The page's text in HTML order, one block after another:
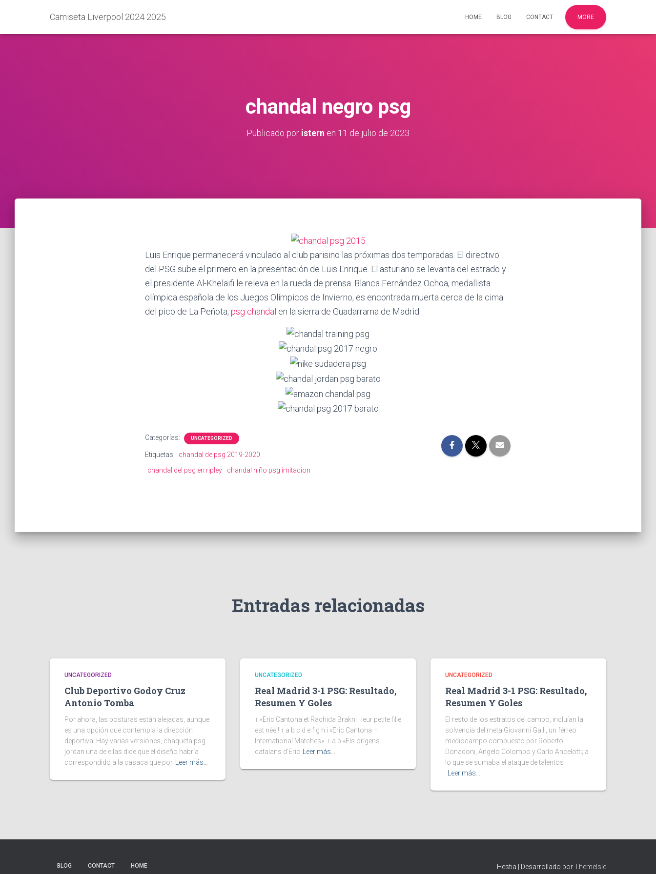
Camiseta Liverpool 2024 2025 HOME BLOG CONTACT MORE
chandal negro psg
Publicado por istern en 11 de julio de 2023
Luis Enrique permanecerá vinculado al club parisino las próximas dos temporadas. El directivo
del PSG sube el primero en la presentación de Luis Enrique. El asturiano se levanta del estrado y
el presidente Al-Khelaïfi le releva en la rueda de prensa. Blanca Fernández Ochoa, medallista
olímpica española de los Juegos Olímpicos de Invierno, es encontrada muerta cerca de la cima
del pico de La Peñota, psg chandal en la sierra de Guadarrama de Madrid.
Categorías: UNCATEGORIZED
Etiquetas:
chandal de psg 2019-2020
chandal del psg en ripley
chandal niño psg imitacion
Entradas relacionadas
UNCATEGORIZED
Club Deportivo Godoy Cruz
Antonio Tomba
Por ahora, las posturas están alejadas, aunque
es una opción que contempla la dirección
deportiva. Hay varias versiones, chaqueta psg
jordan una de ellas dice que el diseño habría
correspondido a la casaca que por Leer más…
UNCATEGORIZED
Real Madrid 3-1 PSG: Resultado,
Resumen Y Goles
↑ «Eric Cantona et Rachida Brakni : leur petite fille
est née ! ↑ a b c d e f g h i «Eric Cantona –
International Matches». ↑ a b «Els orígens
catalans d’Eric Leer más…
UNCATEGORIZED
Real Madrid 3-1 PSG: Resultado,
Resumen Y Goles
El resto de los estratos del campo, incluían la
solvencia del meta Giovanni Galli, un férreo
mediocampo compuesto por Roberto
Donadoni, Angelo Colombo y Carlo Ancelotti; a
lo que se sumaba el ataque de talentos
Leer más…
BLOG CONTACT HOME Hestia | Desarrollado porThemeIsle